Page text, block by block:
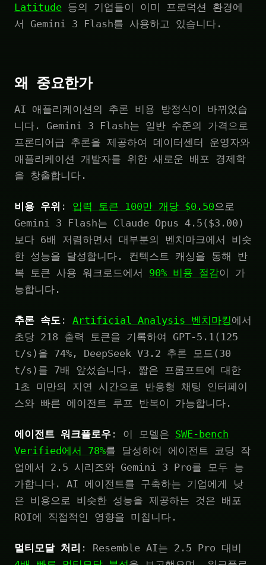
Latitude 등의 기업들이 이미 프로덕션 환경에
서 Gemini 3 Flash를 사용하고 있습니다.
왜 중요한가
AI 애플리케이션의 추론 비용 방정식이 바뀌었습
니다. Gemini 3 Flash는 일반 수준의 가격으로
프론티어급 추론을 제공하여 데이터센터 운영자와
애플리케이션 개발자를 위한 새로운 배포 경제학
을 창출합니다.
비용 우위 : 입력 토큰 100만 개당 $0.50으로
Gemini 3 Flash는 Claude Opus 4.5($3.00)
보다 6배 저렴하면서 대부분의 벤치마크에서 비슷
한 성능을 달성합니다. 컨텍스트 캐싱을 통해 반
복 토큰 사용 워크로드에서 90% 비용 절감이 가
능합니다.
추론 속도 : Artificial Analysis 벤치마킹에서
초당 218 출력 토큰을 기록하여 GPT-5.1(125
t/s)을 74%, DeepSeek V3.2 추론 모드(30
t/s)를 7배 앞섰습니다. 짧은 프롬프트에 대한
1초 미만의 지연 시간으로 반응형 채팅 인터페이
스와 빠른 에이전트 루프 반복이 가능합니다.
에이전트 워크플로우 : 이 모델은 SWE-bench
Verified에서 78%를 달성하여 에이전트 코딩 작
업에서 2.5 시리즈와 Gemini 3 Pro를 모두 능
가합니다. AI 에이전트를 구축하는 기업에게 낮
은 비용으로 비슷한 성능을 제공하는 것은 배포
ROI에 직접적인 영향을 미칩니다.
멀티모달 처리 : Resemble AI는 2.5 Pro 대비